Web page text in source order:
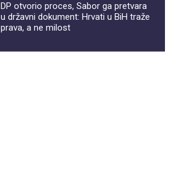
DP otvorio proces, Sabor ga pretvara
u državni dokument: Hrvati u BiH traže
prava, a ne milost